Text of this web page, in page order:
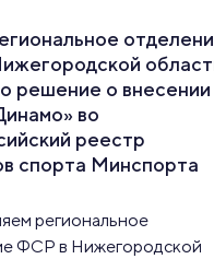
решение о внесении
во
реестр
спорта Минспорта
региональное
ФСР в Нижегородской